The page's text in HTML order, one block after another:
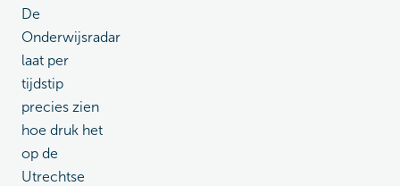
De
Onderwijsradar
laat per
tijdstip
precies zien
hoe druk het
op de
Utrechtse